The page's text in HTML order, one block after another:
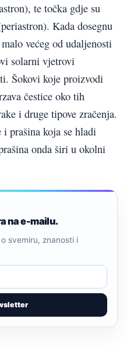
te točka gdje su
Kada dosegnu
većeg od udaljenosti
solarni vjetrovi
Šokovi koje proizvodi
čestice oko tih
i druge tipove zračenja.
prašina koja se hladi
onda širi u okolni
na e-mailu.
svemiru, znanosti i